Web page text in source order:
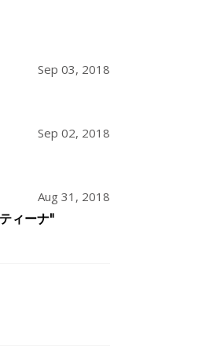
Sep 03, 2018
Sep 02, 2018
Aug 31, 2018
ィーナ"